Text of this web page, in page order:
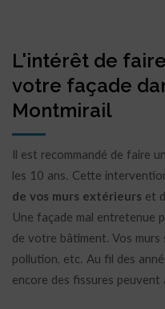
L'intérêt de
votre façade
Montmirail
Il est recommandé de faire un
les 10 ans. Cette
de vos murs extérieurs et
Une façade mal entretenue
de votre bâtiment. Vos murs
pollution, etc. Au fil des
encore des fissures peuvent